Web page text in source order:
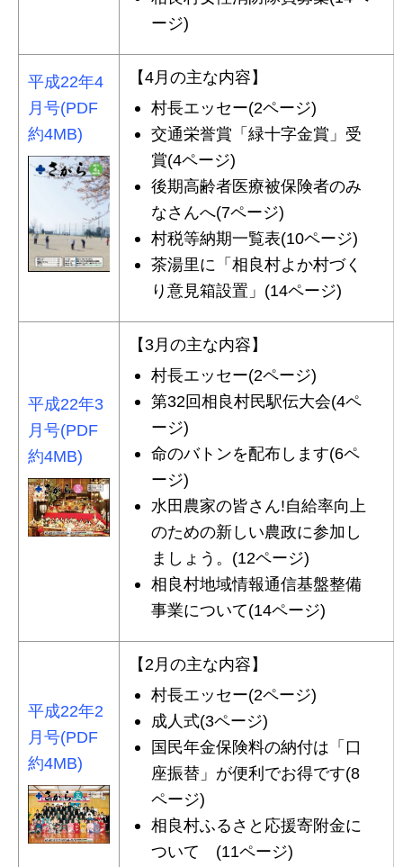
ージ)
平成22年4
月号(PDF
約4MB)
【4月の主な内容】
村長エッセー(2ページ)
交通栄誉賞「緑十字金賞」受
賞(4ページ)
後期高齢者医療被保険者のみ
なさんへ(7ページ)
村税等納期一覧表(10ページ)
茶湯里に「相良村よか村づく
り意見箱設置」(14ページ)
平成22年3
月号(PDF
約4MB)
【3月の主な内容】
村長エッセー(2ページ)
第32回相良村民駅伝大会(4ペ
ージ)
命のバトンを配布します(6ペ
ージ)
水田農家の皆さん!自給率向上
のための新しい農政に参加し
ましょう。(12ページ)
相良村地域情報通信基盤整備
事業について(14ページ)
平成22年2
月号(PDF
約4MB)
【2月の主な内容】
村長エッセー(2ページ)
成人式(3ページ)
国民年金保険料の納付は「口
座振替」が便利でお得です(8
ページ)
相良村ふるさと応援寄附金に
ついて (11ページ)